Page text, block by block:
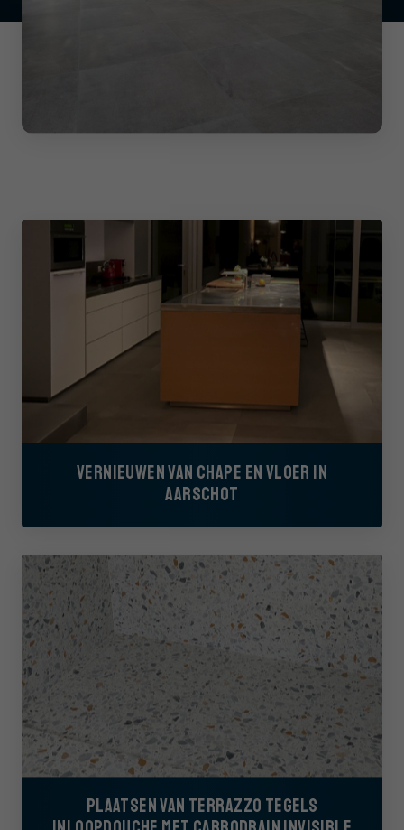
VERNIEUWEN VAN CHAPE EN VLOER IN
AARSCHOT
PLAATSEN VAN TERRAZZO TEGELS